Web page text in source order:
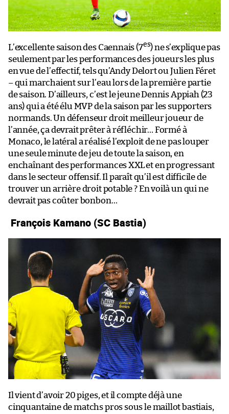
L’excellente saison des Caennais (7es) ne s’explique pas
seulement par les performances des joueurs les plus
en vue de l’effectif, tels qu’Andy Delort ou Julien Féret
– qui marchaient sur l’eau lors de la première partie
de saison. D’ailleurs, c’est le jeune Dennis Appiah (23
ans) qui a été élu MVP de la saison par les supporters
normands. Un défenseur droit meilleur joueur de
l’année, ça devrait prêter à réfléchir… Formé à
Monaco, le latéral a réalisé l’exploit de ne pas louper
une seule minute de jeu de toute la saison, en
enchaînant des performances XXL et en progressant
dans le secteur offensif. Il paraît qu’il est difficile de
trouver un arrière droit potable ? En voilà un qui ne
devrait pas coûter bonbon…
François Kamano (SC Bastia)
Il vient d’avoir 20 piges, et il compte déjà une
cinquantaine de matchs pros sous le maillot bastiais,